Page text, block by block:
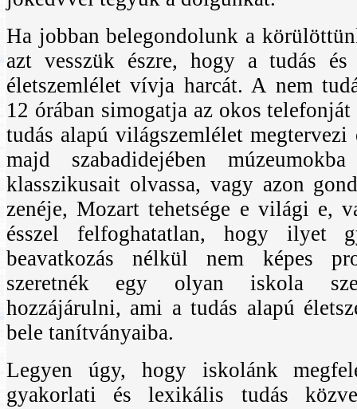
Ha jobban belegondolunk a
azt vesszük észre, hogy a tudás
életszemlélet vívja harcát. A nem
12 órában simogatja az okos
tudás alapú világszemlélet megtervezi
majd szabadidejében
klasszikusait olvassa, vagy azon
zenéje, Mozart tehetsége e világi e,
ésszel felfoghatatlan, hogy ilyet
beavatkozás nélkül nem képes
szeretnék egy olyan iskola
hozzájárulni, ami a tudás alapú
bele tanítványaiba.
Legyen úgy, hogy iskolánk
gyakorlati és lexikális tudás